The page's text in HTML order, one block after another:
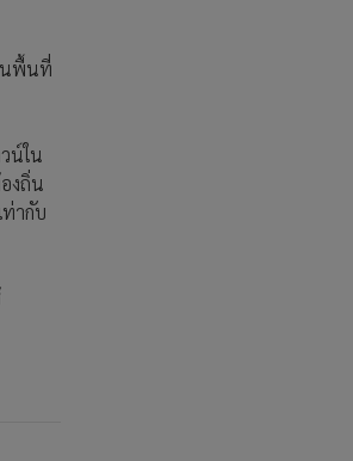
นพื้นที่
น์ใน
งถิ่น
ากับ